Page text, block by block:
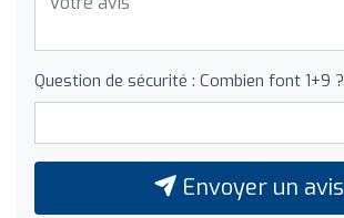
Question de sécurité : Combien font 1+9 ?
Envoyer un avis